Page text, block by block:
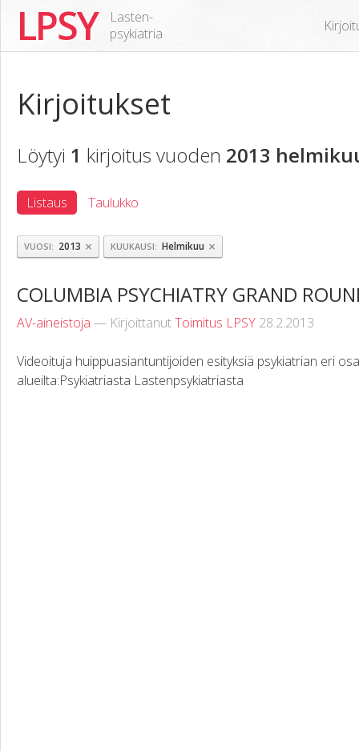
LPSY
Lasten-
psykiatria
Kirjoitukset
Löytyi 1 kirjoitus vuoden 2013
Listaus Taulukko
VUOSI 2013 × KUUKAUSI Helmikuu ×
COLUMBIA PSYCHIATRY GRAND
AV-aineistoja — KirjoittanutToimitus LPSY 28.2.2013
Videoituja huippuasiantuntijoiden esityksiä psykiatrian eri
alueilta:Psykiatriasta Lastenpsykiatriasta